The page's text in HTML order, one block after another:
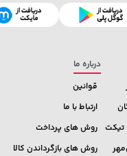
خرید 701,000 تومان
تیکت
درباره ما
قوانین
ارتباط با ما
روش های پرداخت
روش های بازگرداندن کالا